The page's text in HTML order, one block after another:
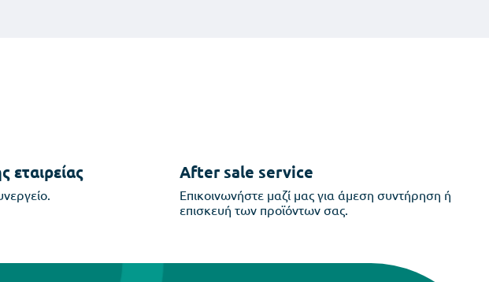
After sale service
Επικοινωνήστε μαζί μας για άμεση συντήρηση ή
επισκευή των προϊόντων σας.